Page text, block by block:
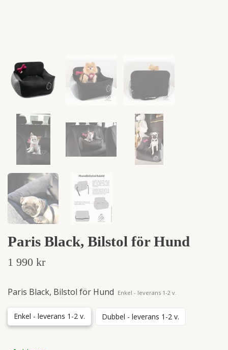
Paris Black, Bilstol för Hund
1 990 kr
Paris Black, Bilstol för Hund Enkel - leverans 1-2 v.
Enkel - leverans 1-2 v. Dubbel - leverans 1-2 v.